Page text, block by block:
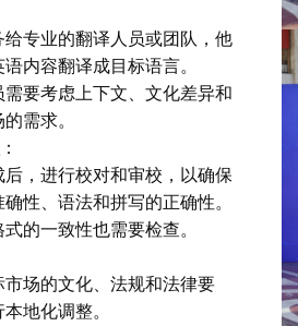
给专业的翻译人员或团队，他
内容翻译成目标语言。
需要考虑上下文、文化差异和
需求。
：
后，进行校对和审校，以确保
性、语法和拼写的正确性。
的一致性也需要检查。
市场的文化、法规和法律要
地化调整。